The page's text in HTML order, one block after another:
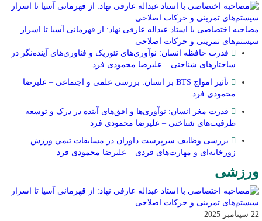
مصاحبه اختصاصی با استاد عبداله عارفی نهاد: از قهرمانی آسیا تا اسرار
سیستم‌های تمرینی و حرکات اصلاحی
قدرت حافظه انسان: نوآوری‌های تئوریک و فناوری‌های آینده‌نگر در
ساختارهای شناختی – علیرضا محمودی فرد
تأثیر امواج BTS بر انسان: بررسی علمی و اجتماعی – علیرضا
محمودی فرد
قدرت مغز انسان: نوآوری‌ها و افق‌های آینده در درک و توسعه
ظرفیت‌های شناختی – علیرضا محمودی فرد
بررسی وظايف سرپرست داوران در مسابقات تیمي ورزش
زورخانه‌ای و مهارت‌های فردی – علیرضا محمودی فرد
ورزشی
22 سپتامبر 2025